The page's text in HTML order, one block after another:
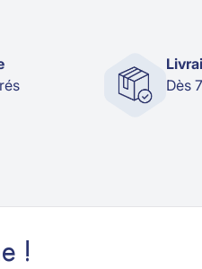
Dès
!